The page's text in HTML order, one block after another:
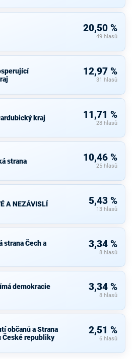
20,50 %
49 hlasů
12,97 %
31 hlasů
kraj 11,71 %
28 hlasů
strana 10,46 %
25 hlasů
A NEZÁVISLÍ 5,43 %
13 hlasů
strana Čech a
3,34 %
8 hlasů
demokracie
3,34 %
8 hlasů
občanů a Strana
republiky
2,51 %
6 hlasů